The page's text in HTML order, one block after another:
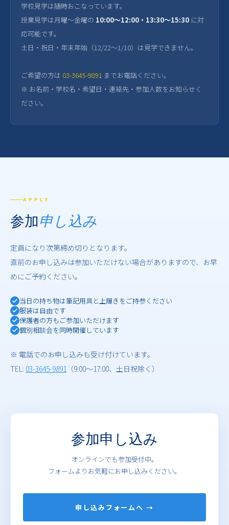
学校見学は随時おこなっています。
授業見学は月曜〜金曜の 10:00〜12:00・13:30〜15:30 に対
応可能です。
土日・祝日・年末年始（12/22〜1/10）は見学できません。
ご希望の方は 03-3645-9891 までお電話ください。
※ お名前・学校名・希望日・連絡先・参加人数をお知らせく
ださい。
APPLY
参加申し込み
定員になり次第締め切りとなります。
直前のお申し込みは参加いただけない場合がありますので、お早
めにご予約ください。
当日の持ち物は筆記用具と上履きをご持参ください
服装は自由です
保護者の方もご参加いただけます
個別相談会を同時開催しています
※ 電話でのお申し込みも受け付けています。
TEL: 03-3645-9891 （9:00〜17:00、土日祝除く）
参加申し込み
オンラインでも参加受付中。
フォームよりお気軽にお申し込みください。
申し込みフォームへ →